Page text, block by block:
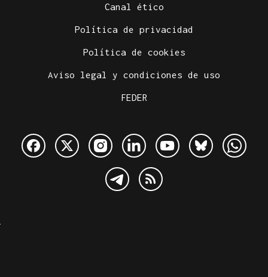
Canal ético
Política de privacidad
Política de cookies
Aviso legal y condiciones de uso
FEDER